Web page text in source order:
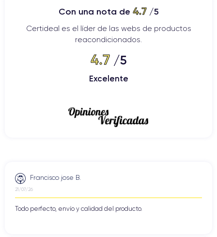
Con una nota de 4.7/5
Certideal es el líder de las webs de productos
reacondicionados.
4.7/5
Excelente
Francisco jose B.
21/07/26
Todo perfecto, envío y calidad del producto.